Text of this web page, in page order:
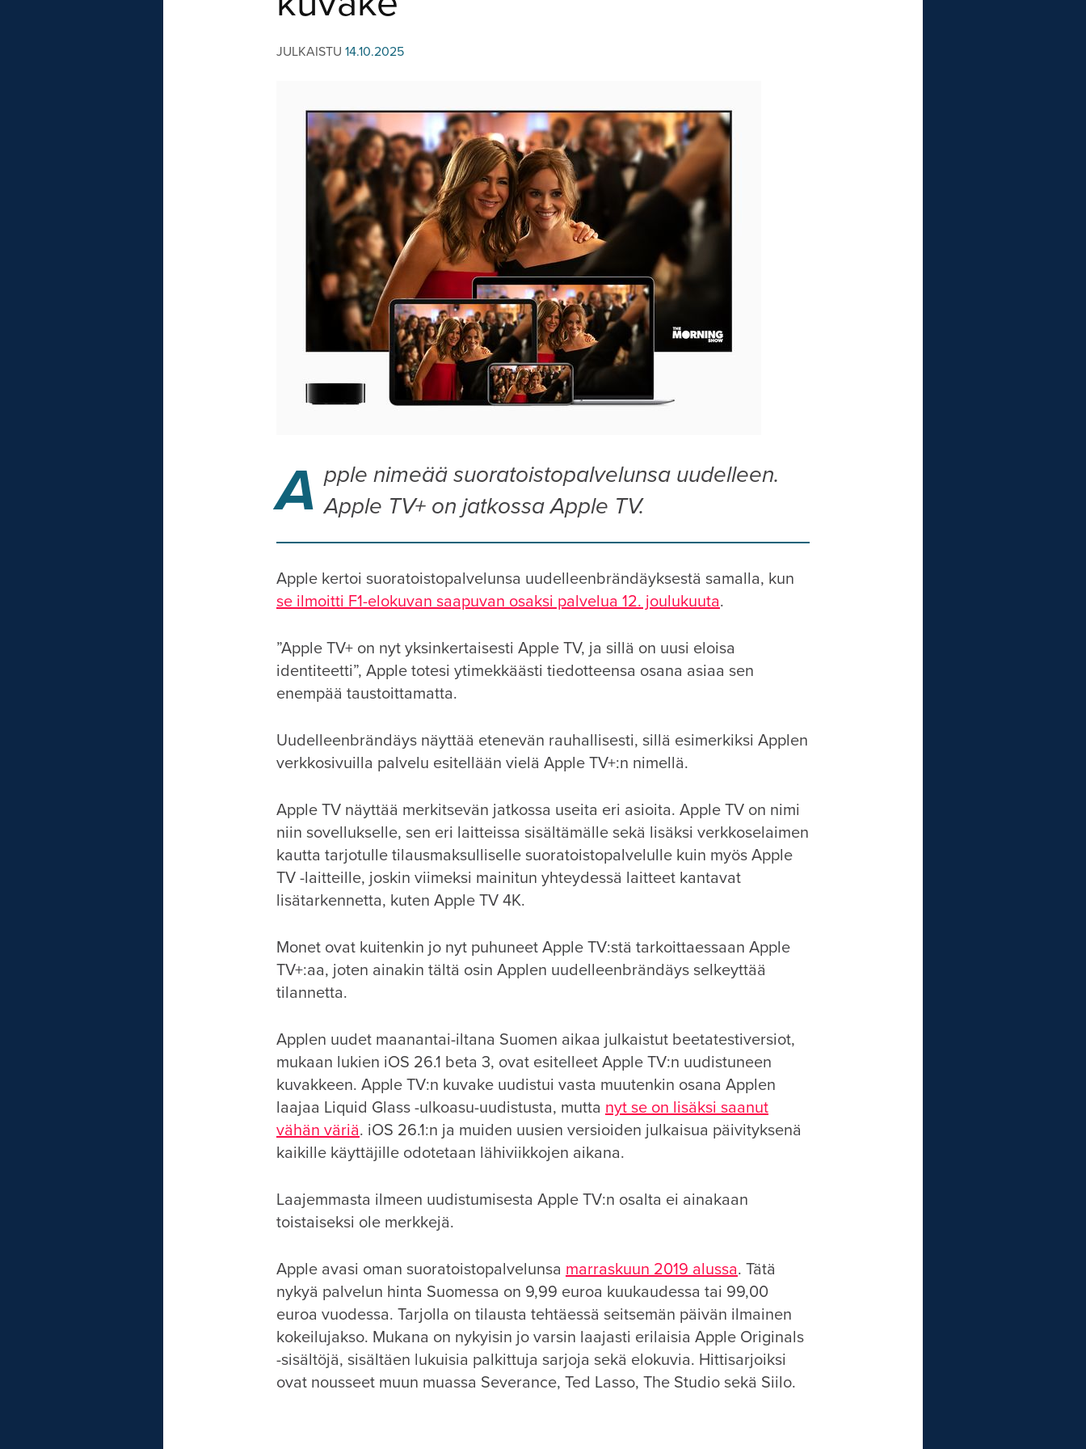
JULKAISTU 14.10.2025
A pple nimeää suoratoistopalvelunsa uudelleen.
Apple TV+ on jatkossa Apple TV.
Apple kertoi suoratoistopalvelunsa uudelleenbrändäyksestä samalla, kun
se ilmoitti F1-elokuvan saapuvan osaksi palvelua 12. joulukuuta.
”Apple TV+ on nyt yksinkertaisesti Apple TV, ja sillä on uusi eloisa
identiteetti”, Apple totesi ytimekkäästi tiedotteensa osana asiaa sen
enempää taustoittamatta.
Uudelleenbrändäys näyttää etenevän rauhallisesti, sillä esimerkiksi Applen
verkkosivuilla palvelu esitellään vielä Apple TV+:n nimellä.
Apple TV näyttää merkitsevän jatkossa useita eri asioita. Apple TV on nimi
niin sovellukselle, sen eri laitteissa sisältämälle sekä lisäksi verkkoselaimen
kautta tarjotulle tilausmaksulliselle suoratoistopalvelulle kuin myös Apple
TV -laitteille, joskin viimeksi mainitun yhteydessä laitteet kantavat
lisätarkennetta, kuten Apple TV 4K.
Monet ovat kuitenkin jo nyt puhuneet Apple TV:stä tarkoittaessaan Apple
TV+:aa, joten ainakin tältä osin Applen uudelleenbrändäys selkeyttää
tilannetta.
Applen uudet maanantai-iltana Suomen aikaa julkaistut beetatestiversiot,
mukaan lukien iOS 26.1 beta 3, ovat esitelleet Apple TV:n uudistuneen
kuvakkeen. Apple TV:n kuvake uudistui vasta muutenkin osana Applen
laajaa Liquid Glass -ulkoasu-uudistusta, mutta nyt se on lisäksi saanut
vähän väriä. iOS 26.1:n ja muiden uusien versioiden julkaisua päivityksenä
kaikille käyttäjille odotetaan lähiviikkojen aikana.
Laajemmasta ilmeen uudistumisesta Apple TV:n osalta ei ainakaan
toistaiseksi ole merkkejä.
Apple avasi oman suoratoistopalvelunsa marraskuun 2019 alussa. Tätä
nykyä palvelun hinta Suomessa on 9,99 euroa kuukaudessa tai 99,00
euroa vuodessa. Tarjolla on tilausta tehtäessä seitsemän päivän ilmainen
kokeilujakso. Mukana on nykyisin jo varsin laajasti erilaisia Apple Originals
-sisältöjä, sisältäen lukuisia palkittuja sarjoja sekä elokuvia. Hittisarjoiksi
ovat nousseet muun muassa Severance, Ted Lasso, The Studio sekä Siilo.